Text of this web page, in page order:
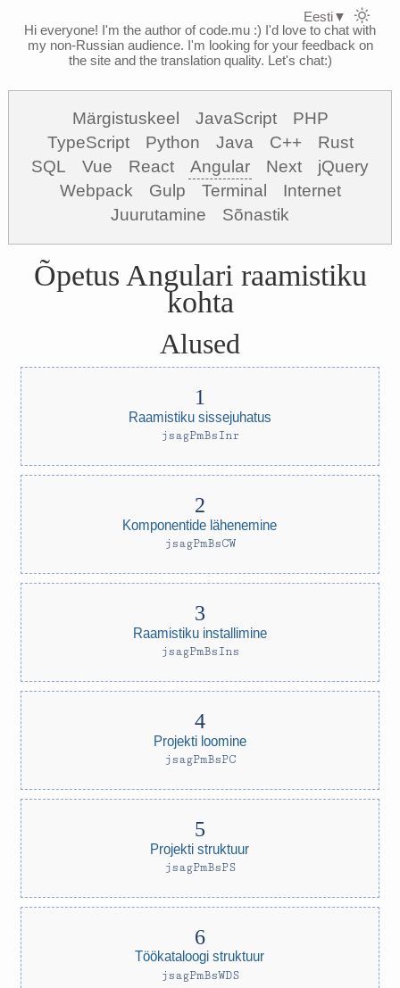
Hi everyone! I'm the author of code.mu :) I'd love to chat with
my non-Russian audience. I'm looking for your feedback on
the site and the translation quality. Let's chat:)
Märgistuskeel JavaScript
PHP
TypeScript
Python Java C++
Rust
SQL
Vue React Angular Next
jQuery
Webpack
Gulp Terminal
Internet
Juurutamine
Sõnastik
Õpetus Angulari raamistiku
kohta
Alused
Raamistiku sissejuhatus
jsagPmBsInr
Komponentide lähenemine
jsagPmBsCW
Raamistiku installimine
jsagPmBsIns
Projekti loomine
jsagPmBsPC
Projekti struktuur
jsagPmBsPS
Töökataloogi struktuur
jsagPmBsWDS
Eesti▼